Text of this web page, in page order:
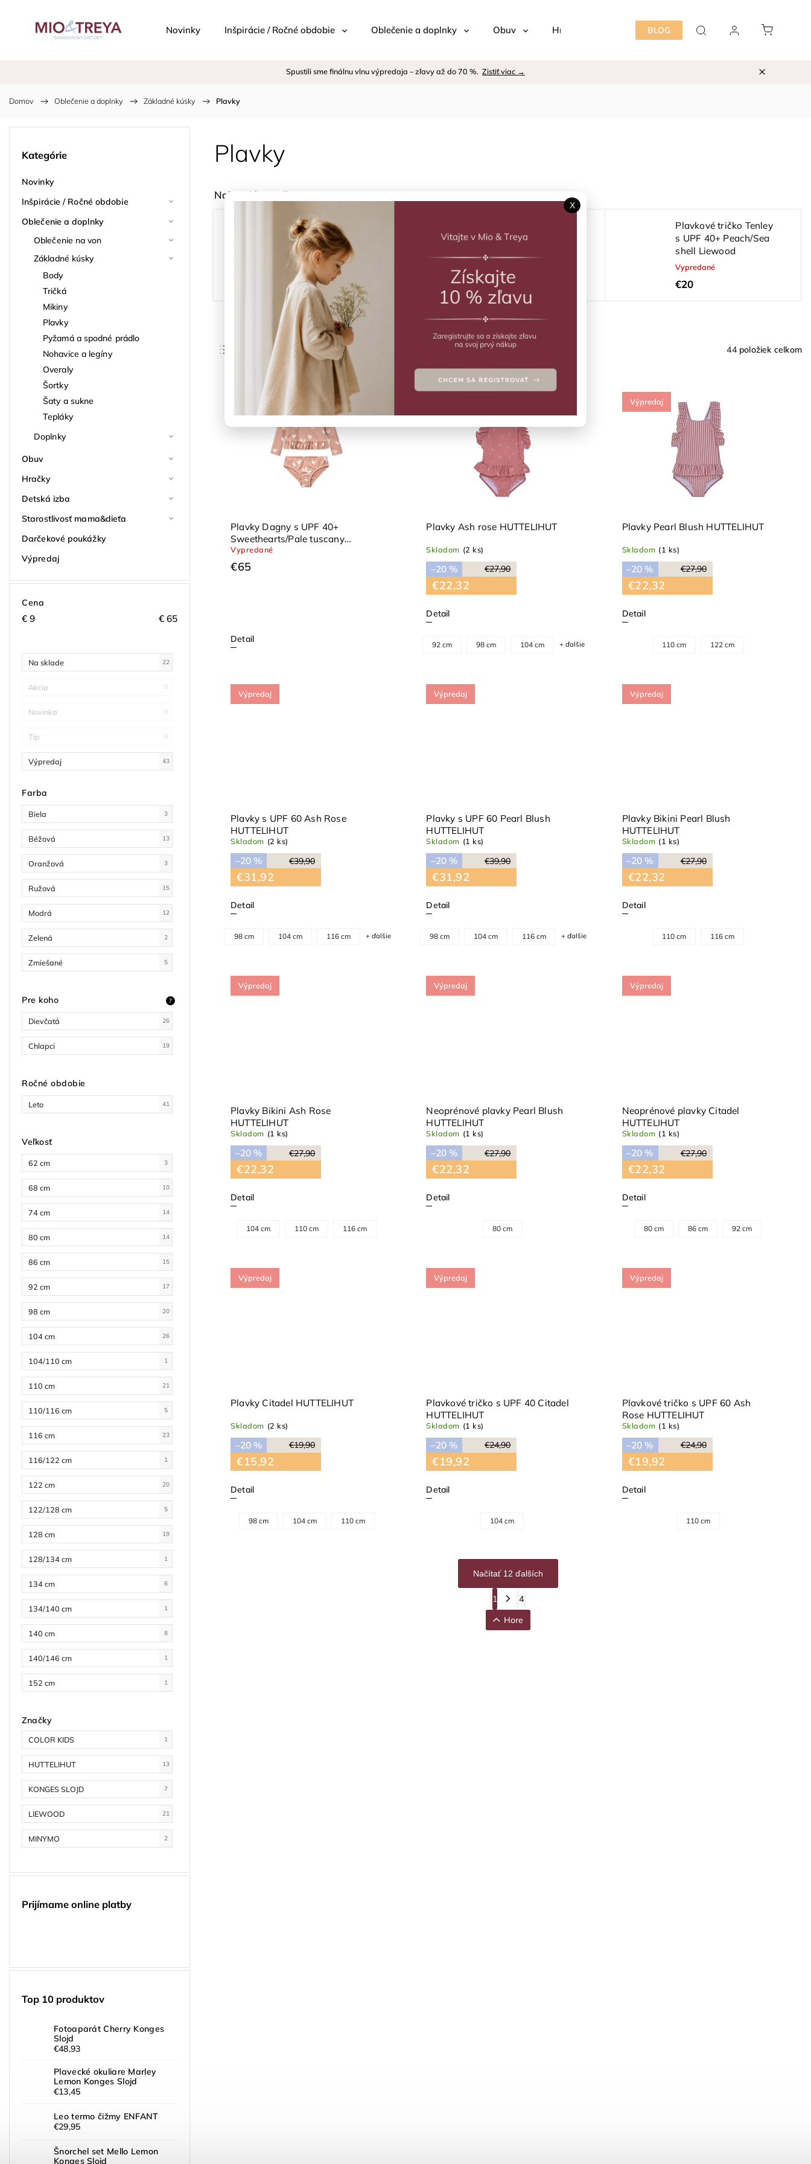
BLOG
Novinky Inšpirácie / Ročné obdobie Oblečenie a doplnky Obuv Hračky Detská izba Starostlivosť
Spustili sme finálnu vlnu výpredaja – zľavy až do 70 %. Zistiť viac →
Domov / Oblečenie a doplnky / Základné kúsky / Plavky
Kategórie
Novinky
Inšpirácie / Ročné obdobie
Oblečenie a doplnky
Oblečenie na von
Základné kúsky
Body
Tričká
Mikiny
Plavky
Pyžamá a spodné prádlo
Nohavice a legíny
Overaly
Šortky
Šaty a sukne
Tepláky
Doplnky
Obuv
Hračky
Detská izba
Starostlivosť mama&dieťa
Darčekové poukážky
Výpredaj
Cena
€ 9 € 65
Na sklade 22
Akcia 0
Novinka 0
Tip 0
Výpredaj 43
Značky
COLOR KIDS 1
HUTTELIHUT 13
KONGES SLOJD 7
LIEWOOD 21
MINYMO 2
Farba
Biela 3
Béžová 13
Oranžová 3
Ružová 15
Modrá 12
Zelená 2
Zmiešané 5
Pre koho ?
Dievčatá 26
Chlapci 19
Ročné obdobie
Leto 41
Veľkosť
62 cm 3
68 cm 10
74 cm 14
80 cm 14
86 cm 15
92 cm 17
98 cm 20
104 cm 26
104/110 cm 1
110 cm 21
110/116 cm 5
116 cm 23
116/122 cm 1
122 cm 20
122/128 cm 5
128 cm 19
128/134 cm 1
134 cm 6
134/140 cm 1
140 cm 8
140/146 cm 1
152 cm 1
Prijímame online platby
Top 10 produktov
Fotoaparát Cherry Konges
Slojd
€48,93
Plavecké okuliare Marley
Lemon Konges Slojd
€13,45
Leo termo čižmy ENFANT
€29,95
Šnorchel set Mello Lemon
Konges Slojd
Plavky
Najpredávanejšie
Plavky Pearl Blush
HUTTELIHUT
Skladom(1 ks)
€22,32
HUTTELIHUT
Skladom
€15,92
Plavkové tričko Tenley
s UPF 40+ Peach/Sea
shell Liewood
Vypredané
€20
Zobraziť viac produktov
Odporúčame
Najlacnejšie
Najdrahšie
Najpredávanejšie
Abecedne
44položiek celkom
Plavky Dagny s UPF 40+
Sweethearts/Pale tuscany
Liewood
Vypredané
€65
Detail
Plavky Ash rose HUTTELIHUT
Skladom (2 ks)
€27,90
–20 %
€22,32
Detail
92 cm 98 cm 104 cm + ďalšie
Výpredaj
Plavky Pearl Blush HUTTELIHUT
Skladom (1 ks)
€27,90
–20 %
€22,32
Detail
110 cm 122 cm
Výpredaj
Plavky s UPF 60 Ash Rose
HUTTELIHUT
Skladom (2 ks)
€39,90
–20 %
€31,92
Detail
98 cm 104 cm 116 cm + ďalšie
Výpredaj
Plavky s UPF 60 Pearl Blush
HUTTELIHUT
Skladom (1 ks)
€39,90
–20 %
€31,92
Detail
98 cm 104 cm 116 cm + ďalšie
Výpredaj
Plavky Bikini Pearl Blush
HUTTELIHUT
Skladom (1 ks)
€27,90
–20 %
€22,32
Detail
110 cm 116 cm
Výpredaj
Plavky Bikini Ash Rose
HUTTELIHUT
Skladom (1 ks)
€27,90
–20 %
€22,32
Detail
104 cm 110 cm 116 cm
Výpredaj
Neoprénové plavky Pearl Blush
HUTTELIHUT
Skladom (1 ks)
€27,90
–20 %
€22,32
Detail
80 cm
Výpredaj
Neoprénové plavky Citadel
HUTTELIHUT
Skladom (1 ks)
€27,90
–20 %
€22,32
Detail
80 cm 86 cm 92 cm
Výpredaj
Plavky Citadel HUTTELIHUT
Skladom (2 ks)
€19,90
–20 %
€15,92
Detail
98 cm 104 cm 110 cm
Výpredaj
Plavkové tričko s UPF 40 Citadel
HUTTELIHUT
Skladom (1 ks)
€24,90
–20 %
€19,92
Detail
104 cm
Výpredaj
Plavkové tričko s UPF 60 Ash
Rose HUTTELIHUT
Skladom (1 ks)
€24,90
–20 %
€19,92
Detail
110 cm
Načítať 12 ďalších
1
4
Hore
X